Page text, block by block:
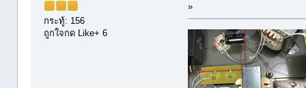
กระทู้: 156
ถูกใจกด Like+ 6
»